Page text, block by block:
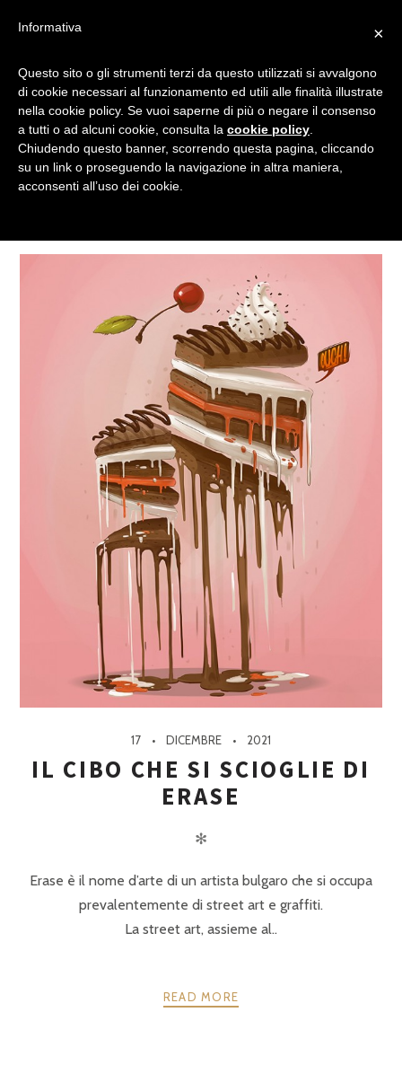
CIBO
Tagged
17 DICEMBRE 2021
IL CIBO CHE SI SCIOGLIE DI
ERASE
✻
Erase è il nome d’arte di un artista bulgaro che si occupa
prevalentemente di street art e graffiti.
La street art, assieme al..
READ MORE
×
Informativa
Questo sito o gli strumenti terzi da questo utilizzati si avvalgono
di cookie necessari al funzionamento ed utili alle finalità illustrate
nella cookie policy. Se vuoi saperne di più o negare il consenso
a tutti o ad alcuni cookie, consulta la cookie policy
Chiudendo questo banner, scorrendo questa pagina, cliccando
su un link o proseguendo la navigazione in altra maniera,
acconsenti all’uso dei cookie.